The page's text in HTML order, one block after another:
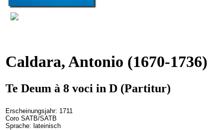
Caldara, Antonio (1670-1736)
Te Deum à 8 voci in D (Partitur)
Erscheinungsjahr: 1711
Coro SATB/SATB
Sprache: lateinisch